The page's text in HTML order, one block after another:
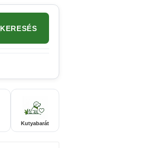
KERESÉS
Kutyabarát